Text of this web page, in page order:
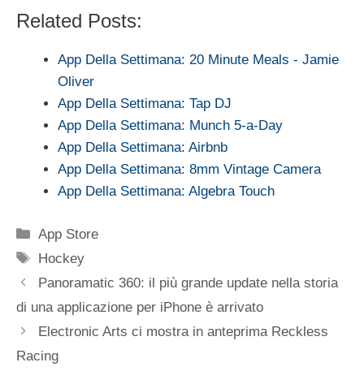
Related Posts:
App Della Settimana: 20 Minute Meals - Jamie
Oliver
App Della Settimana: Tap DJ
App Della Settimana: Munch 5-a-Day
App Della Settimana: Airbnb
App Della Settimana: 8mm Vintage Camera
App Della Settimana: Algebra Touch
Categorie
App Store
Tag
Hockey
Panoramatic 360: il più grande update nella storia
di una applicazione per iPhone è arrivato
Electronic Arts ci mostra in anteprima Reckless
Racing